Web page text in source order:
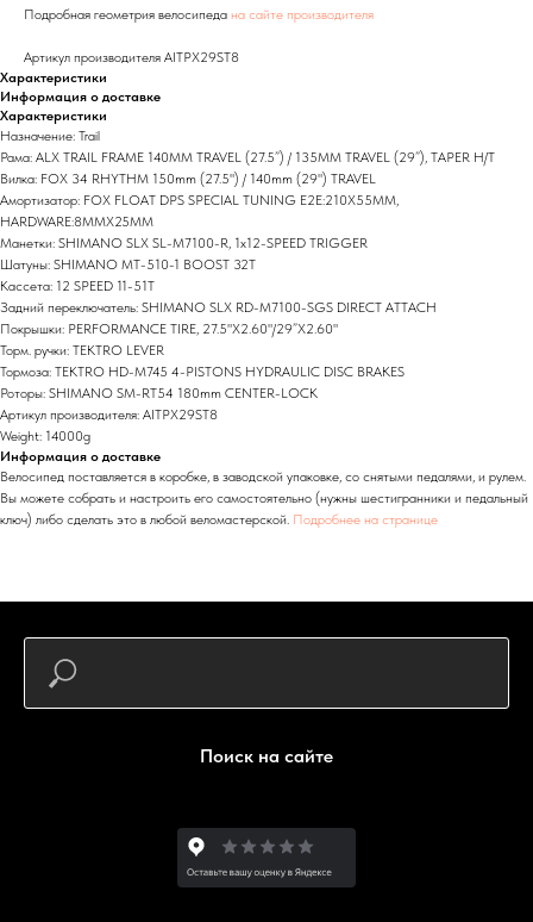
Подробная геометрия велосипеда на сайте производителя
Артикул производителя AITPX29ST8
Характеристики
Информация о доставке
Характеристики
Назначение: Trail
Рама: ALX TRAIL FRAME 140MM TRAVEL (27.5”) / 135MM TRAVEL (29”), TAPER H/T
Вилка: FOX 34 RHYTHM 150mm (27.5") / 140mm (29") TRAVEL
Амортизатор: FOX FLOAT DPS SPECIAL TUNING E2E:210X55MM,
HARDWARE:8MMX25MM
Манетки: SHIMANO SLX SL-M7100-R, 1x12-SPEED TRIGGER
Шатуны: SHIMANO MT-510-1 BOOST 32T
Кассета: 12 SPEED 11-51T
Задний переключатель: SHIMANO SLX RD-M7100-SGS DIRECT ATTACH
Покрышки: PERFORMANCE TIRE, 27.5"X2.60"/29”X2.60"
Торм. ручки: TEKTRO LEVER
Тормоза: TEKTRO HD-M745 4-PISTONS HYDRAULIC DISC BRAKES
Роторы: SHIMANO SM-RT54 180mm CENTER-LOCK
Артикул производителя: AITPX29ST8
Weight: 14000g
Информация о доставке
Велосипед поставляется в коробке, в заводской упаковке, со снятыми педалями, и рулем.
Вы можете собрать и настроить его самостоятельно (нужны шестигранники и педальный
ключ) либо сделать это в любой веломастерской. Подробнее на странице
Поиск на сайте